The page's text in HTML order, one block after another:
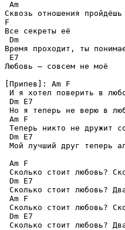
Am
Сквозь отношения
F
Все секреты её
Dm
Время проходит, ты
E7
Любовь — совсем не моё
[Припев]: Am F
И я хотел поверить в
Dm E7
Но я теперь не верю в
Am F
Теперь никто не дружит
Dm E7
Мой лучший друг теперь
Am F
Сколько стоит любовь?
Dm E7
Сколько стоит любовь?
Am F
Сколько стоит любовь?
Dm E7
Сколько стоит любовь?